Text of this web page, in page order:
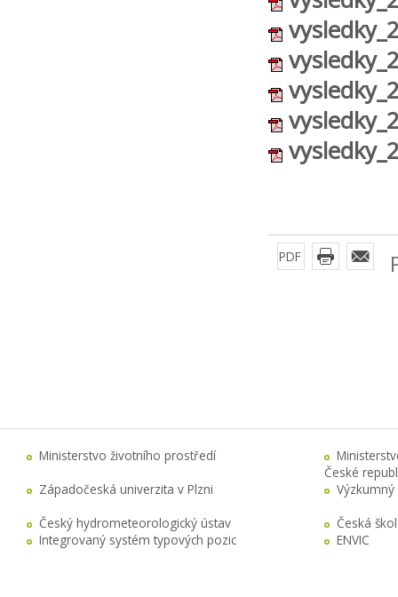
PDF
Ministerstvo životního prostředí
České
Západočeská univerzita v Plzni
Český hydrometeorologický ústav
Česká
Integrovaný systém typových pozic
ENVIC